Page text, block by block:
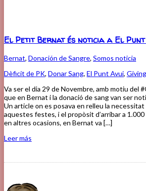
El Petit Bernat és noticia a El Punt
Bernat, Donación de Sangre, Somos noticia
Dèficit de PK, Donar Sang, El Punt Avui,
Va ser el dia 29 de Novembre, amb motiu del
que en Bernat i la donació de sang van ser
Un article on es posava en relleu la necessitat
aquestes festes, i el propòsit d’arribar a
en altres ocasions, en Bernat va […]
Leer más